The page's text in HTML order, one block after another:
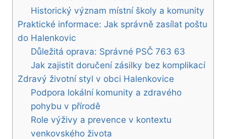
Historický význam místní školy a komunity
Praktické informace: Jak správně zasílat poštu
do Halenkovic
Důležitá oprava: Správné PSČ 763 63
Jak zajistit doručení zásilky bez komplikací
Zdravý životní styl v obci Halenkovice
Podpora lokální komunity a zdravého
pohybu v přírodě
Role výživy a prevence v kontextu
venkovského života